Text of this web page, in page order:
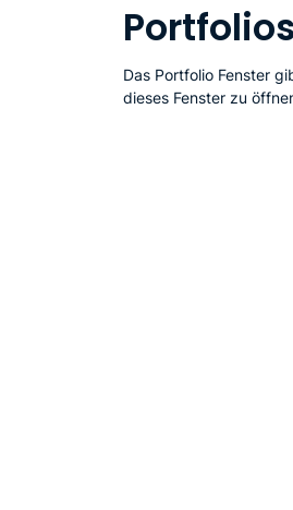
Portfolios
Das Portfolio Fenster
dieses Fenster zu